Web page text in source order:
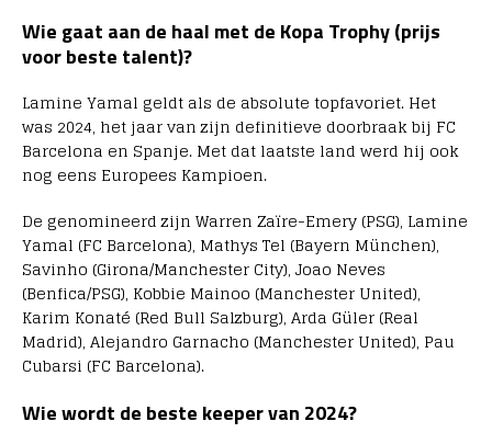
Wie gaat aan de haal met de Kopa Trophy (prijs
voor beste talent)?
Lamine Yamal geldt als de absolute topfavoriet. Het
was 2024, het jaar van zijn definitieve doorbraak bij FC
Barcelona en Spanje. Met dat laatste land werd hij ook
nog eens Europees Kampioen.
De genomineerd zijn Warren Zaïre-Emery (PSG), Lamine
Yamal (FC Barcelona), Mathys Tel (Bayern München),
Savinho (Girona/Manchester City), Joao Neves
(Benfica/PSG), Kobbie Mainoo (Manchester United),
Karim Konaté (Red Bull Salzburg), Arda Güler (Real
Madrid), Alejandro Garnacho (Manchester United), Pau
Cubarsi (FC Barcelona).
Wie wordt de beste keeper van 2024?